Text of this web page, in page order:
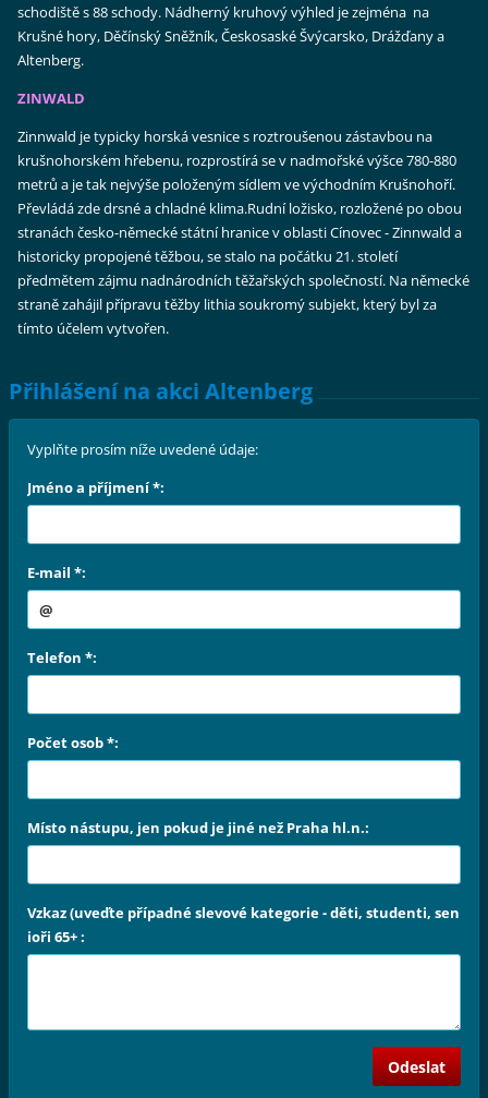
schodiště s 88 schody. Nádherný kruhový výhled je zejména na
Krušné hory, Děčínský Sněžník, Českosaské Švýcarsko, Drážďany a
Altenberg.
ZINWALD
Zinnwald je typicky horská vesnice s roztroušenou zástavbou na
krušnohorském hřebenu, rozprostírá se v nadmořské výšce 780-880
metrů a je tak nejvýše položeným sídlem ve východním Krušnohoří.
Převládá zde drsné a chladné klima.Rudní ložisko, rozložené po obou
stranách česko-německé státní hranice v oblasti Cínovec - Zinnwald a
historicky propojené těžbou, se stalo na počátku 21. století
předmětem zájmu nadnárodních těžařských společností. Na německé
straně zahájil přípravu těžby lithia soukromý subjekt, který byl za
tímto účelem vytvořen.
Přihlášení na akci Altenberg
Vyplňte prosím níže uvedené údaje:
Jméno a příjmení *:
E-mail *:
Telefon *:
Počet osob *:
Místo nástupu, jen pokud je jiné než Praha hl.n.:
Vzkaz (uveďte případné slevové kategorie - děti, studenti, sen
ioři 65+ :